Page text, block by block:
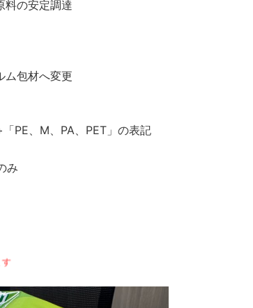
料の安定調達
ム包材へ変更
PE、M、PA、PET」の表記
み